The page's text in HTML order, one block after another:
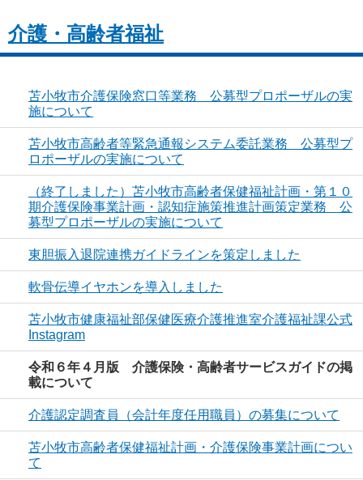
介護・高齢者福祉
苫小牧市介護保険窓口等業務 公募型プロポーザルの実
施について
苫小牧市高齢者等緊急通報システム委託業務 公募型プ
ロポーザルの実施について
（終了しました）苫小牧市高齢者保健福祉計画・第１０
期介護保険事業計画・認知症施策推進計画策定業務 公
募型プロポーザルの実施について
東胆振入退院連携ガイドラインを策定しました
軟骨伝導イヤホンを導入しました
苫小牧市健康福祉部保健医療介護推進室介護福祉課公式
Instagram
令和６年４月版 介護保険・高齢者サービスガイドの掲
載について
介護認定調査員（会計年度任用職員）の募集について
苫小牧市高齢者保健福祉計画・介護保険事業計画につい
て